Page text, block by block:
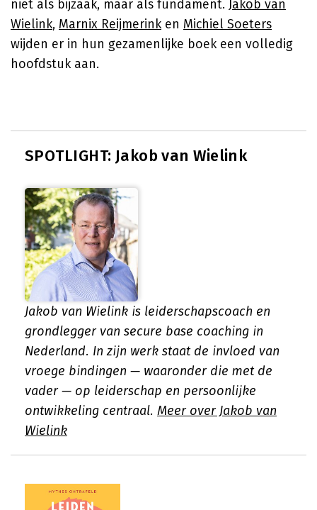
niet als bijzaak, maar als fundament. Jakob van
Wielink, Marnix Reijmerinken Michiel Soeters
wijden er in hun gezamenlijke boek een volledig
hoofdstuk aan.
SPOTLIGHT: Jakob van Wielink
Jakob van Wielink is leiderschapscoach en
grondlegger van secure base coaching in
Nederland. In zijn werk staat de invloed van
vroege bindingen — waaronder die met de
vader — op leiderschap en persoonlijke
ontwikkeling centraal. Meer over Jakob van
Wielink